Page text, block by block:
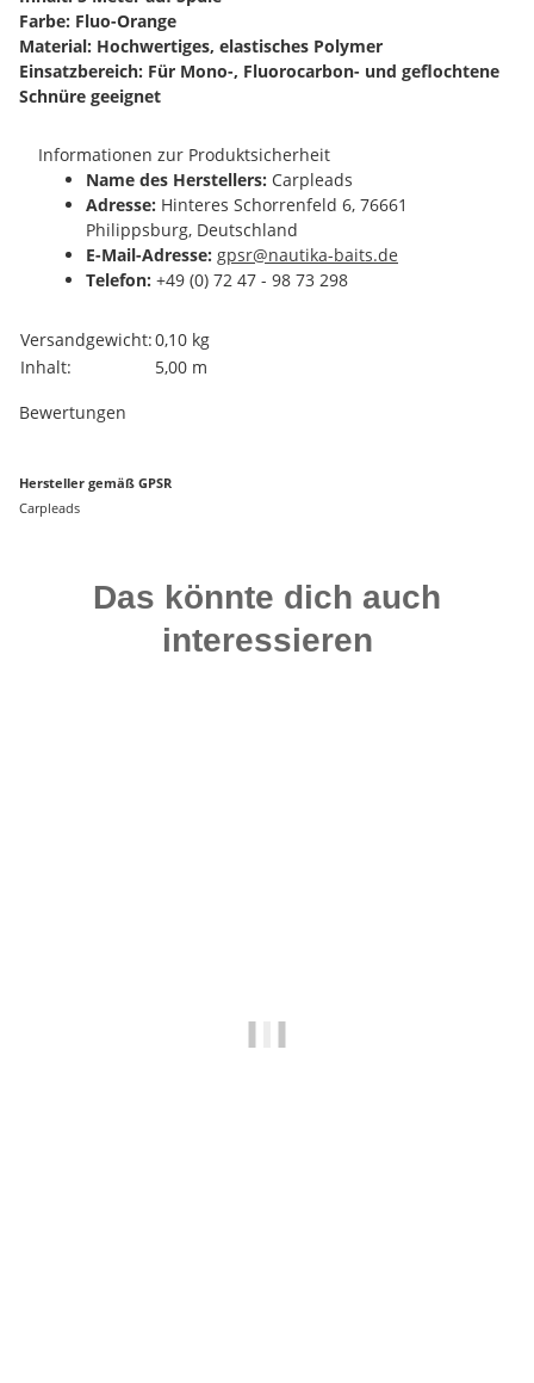
Farbe: Fluo-Orange
Material: Hochwertiges, elastisches Polymer
Einsatzbereich: Für Mono-, Fluorocarbon- und geflochtene
Schnüre geeignet
Informationen zur Produktsicherheit
Name des Herstellers: Carpleads
Adresse: Hinteres Schorrenfeld 6, 76661
Philippsburg, Deutschland
E-Mail-Adresse: gpsr@nautika-baits.de
Telefon: +49 (0) 72 47 - 98 73 298
Produkteigenschaft
Wert
Versandgewicht:0,10 kg
Inhalt:
5,00 m
Bewertungen
Hersteller gemäß GPSR
Carpleads
Das könnte dich auch
interessieren